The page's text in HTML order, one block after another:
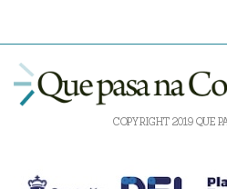
COPYRIGHT 2019 QUE